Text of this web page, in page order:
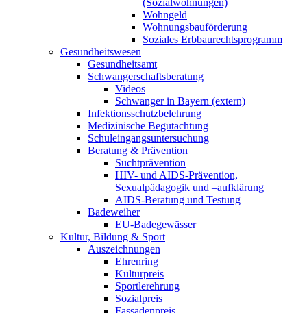
(Sozialwohnungen)
Wohngeld
Wohnungsbauförderung
Soziales Erbbaurechtsprogramm
Gesundheitswesen
Gesundheitsamt
Schwangerschaftsberatung
Videos
Schwanger in Bayern (extern)
Infektionsschutzbelehrung
Medizinische Begutachtung
Schuleingangsuntersuchung
Beratung & Prävention
Suchtprävention
HIV- und AIDS-Prävention,
Sexualpädagogik und –aufklärung
AIDS-Beratung und Testung
Badeweiher
EU-Badegewässer
Kultur, Bildung & Sport
Auszeichnungen
Ehrenring
Kulturpreis
Sportlerehrung
Sozialpreis
Fassadenpreis